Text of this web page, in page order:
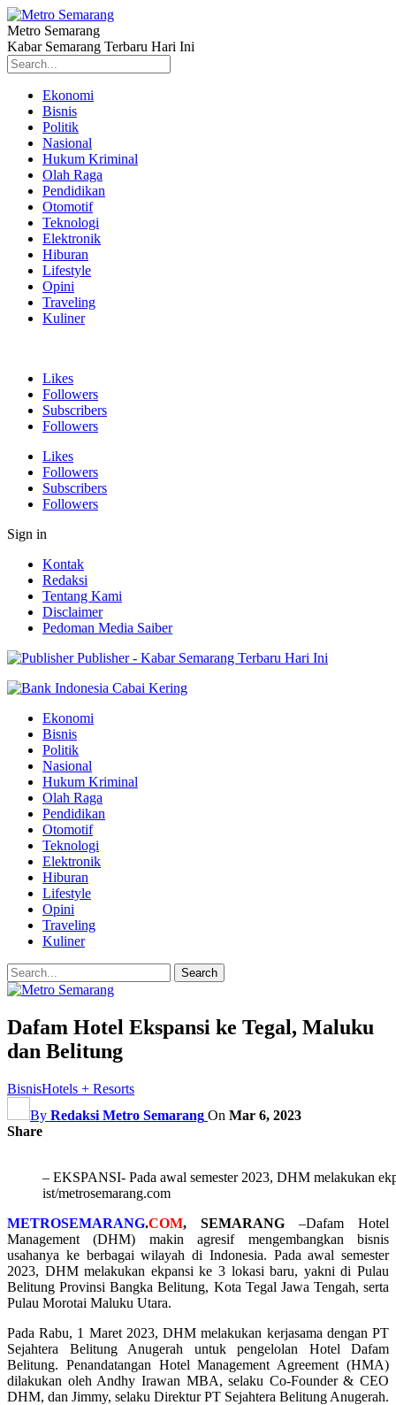
Metro Semarang
Kabar Semarang Terbaru Hari Ini
Ekonomi
Bisnis
Politik
Nasional
Hukum Kriminal
Olah Raga
Pendidikan
Otomotif
Teknologi
Elektronik
Hiburan
Lifestyle
Opini
Traveling
Kuliner
Likes
Followers
Subscribers
Followers
Likes
Followers
Subscribers
Followers
Sign in
Kontak
Redaksi
Tentang Kami
Disclaimer
Pedoman Media Saiber
Publisher - Kabar Semarang Terbaru Hari Ini
Ekonomi
Bisnis
Politik
Nasional
Hukum Kriminal
Olah Raga
Pendidikan
Otomotif
Teknologi
Elektronik
Hiburan
Lifestyle
Opini
Traveling
Kuliner
Dafam Hotel Ekspansi ke Tegal, Maluku
dan Belitung
BisnisHotels + Resorts
By Redaksi Metro Semarang On Mar 6, 2023
Share
– EKSPANSI- Pada awal semester 2023, DHM melakukan
ist/metrosemarang.com
METROSEMARANG.COM, SEMARANG –Dafam Hotel
Management (DHM) makin agresif mengembangkan bisnis
usahanya ke berbagai wilayah di Indonesia. Pada awal semester
2023, DHM melakukan ekpansi ke 3 lokasi baru, yakni di Pulau
Belitung Provinsi Bangka Belitung, Kota Tegal Jawa Tengah, serta
Pulau Morotai Maluku Utara.
Pada Rabu, 1 Maret 2023, DHM melakukan kerjasama dengan PT
Sejahtera Belitung Anugerah untuk pengelolan Hotel Dafam
Belitung. Penandatangan Hotel Management Agreement (HMA)
dilakukan oleh Andhy Irawan MBA, selaku Co-Founder & CEO
DHM, dan Jimmy, selaku Direktur PT Sejahtera Belitung Anugerah.